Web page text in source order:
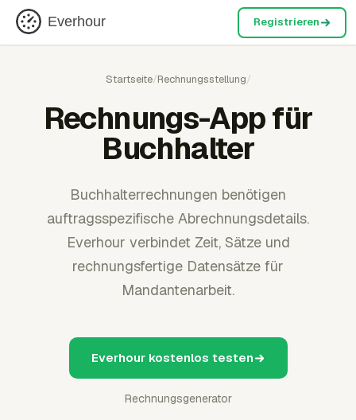
Everhour Registrieren
Startseite/Rechnungsstellung/
Rechnungs-App für
Buchhalter
Buchhalterrechnungen benötigen
auftragsspezifische Abrechnungsdetails.
Everhour verbindet Zeit, Sätze und
rechnungsfertige Datensätze für
Mandantenarbeit.
Everhour kostenlos testen
Rechnungsgenerator